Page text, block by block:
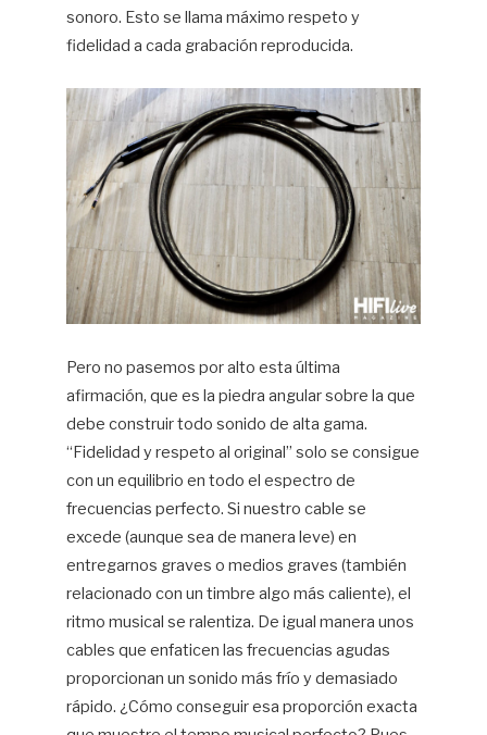
sonoro. Esto se llama máximo respeto y
fidelidad a cada grabación reproducida.
Pero no pasemos por alto esta última
afirmación, que es la piedra angular sobre la que
debe construir todo sonido de alta gama.
“Fidelidad y respeto al original” solo se consigue
con un equilibrio en todo el espectro de
frecuencias perfecto. Si nuestro cable se
excede (aunque sea de manera leve) en
entregarnos graves o medios graves (también
relacionado con un timbre algo más caliente), el
ritmo musical se ralentiza. De igual manera unos
cables que enfaticen las frecuencias agudas
proporcionan un sonido más frío y demasiado
rápido. ¿Cómo conseguir esa proporción exacta